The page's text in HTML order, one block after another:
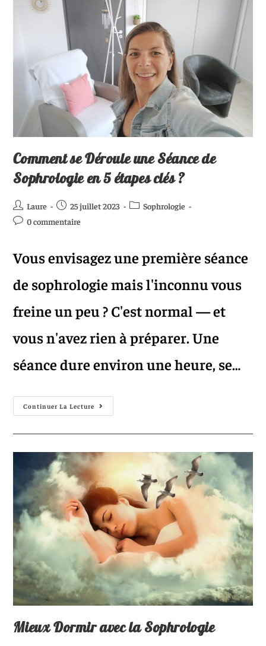
Comment se Déroule une Séance de
Sophrologie en 5 étapes clés ?
Laure 25 juillet 2023
Sophrologie
0 commentaire
Vous envisagez une première séance
de sophrologie mais l'inconnu vous
freine un peu ? C'est normal — et
vous n'avez rien à préparer. Une
séance dure environ une heure, se…
Continuer La Lecture
Mieux Dormir avec la Sophrologie